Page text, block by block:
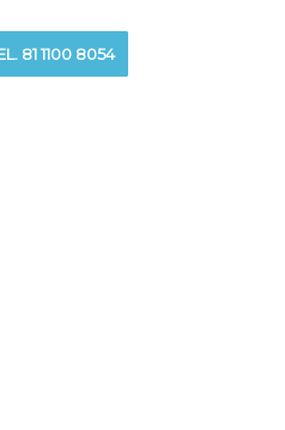
81 1100 8054